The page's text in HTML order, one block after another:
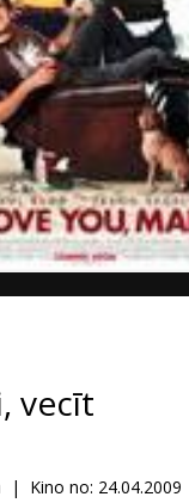
vecīt
| Kino no: 24.04.2009